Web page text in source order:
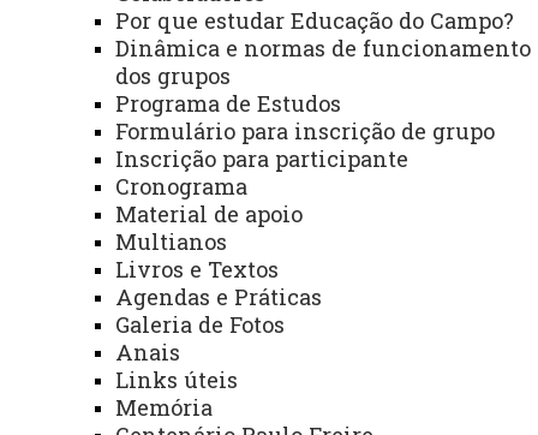
Por que estudar Educação do Campo?
Dinâmica e normas de funcionamento
dos grupos
Programa de Estudos
Formulário para inscrição de grupo
Inscrição para participante
Cronograma
Material de apoio
Multianos
Livros e Textos
Agendas e Práticas
Galeria de Fotos
Anais
Links úteis
Memória
Dias e horários de Atendimento:
Segunda-feira a sexta-feira das 8h às 12h /13h30
às 17h30.
ATUALIZAÇÃO MAIS RECENTE: 30 DE JUNHO DE
ACESSOS: 2611
Você está aqui:Unioeste
Francisco Beltrão - Página Principal
CCH
Apresentação